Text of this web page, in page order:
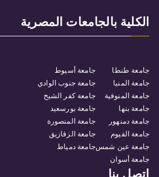
الكلية بالجامعات المصرية
جامعة طنطا
جامعة المنيا
جامعة المنوفية
جامعة بنها
جامعة دمنهور
جامعة الفيوم
جامعة عين شمس
جامعة أسوان
جامعة أسيوط
جامعة جنوب الوادي
جامعة كفر الشيخ
جامعة بورسعيد
جامعة المنصورة
جامعة الزقازيق
جامعة دمياط
اتصل بنا